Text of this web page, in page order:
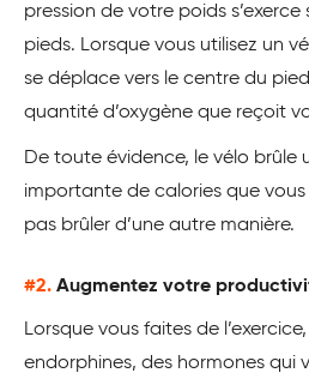
pression de votre poids s’exerce
pieds. Lorsque vous utilisez un
se déplace vers le centre du
quantité d’oxygène que reçoit
De toute évidence, le vélo brûle
importante de calories que
pas brûler d’une autre manière.
#2. Augmentez votre
Lorsque vous faites de
endorphines, des hormones qui